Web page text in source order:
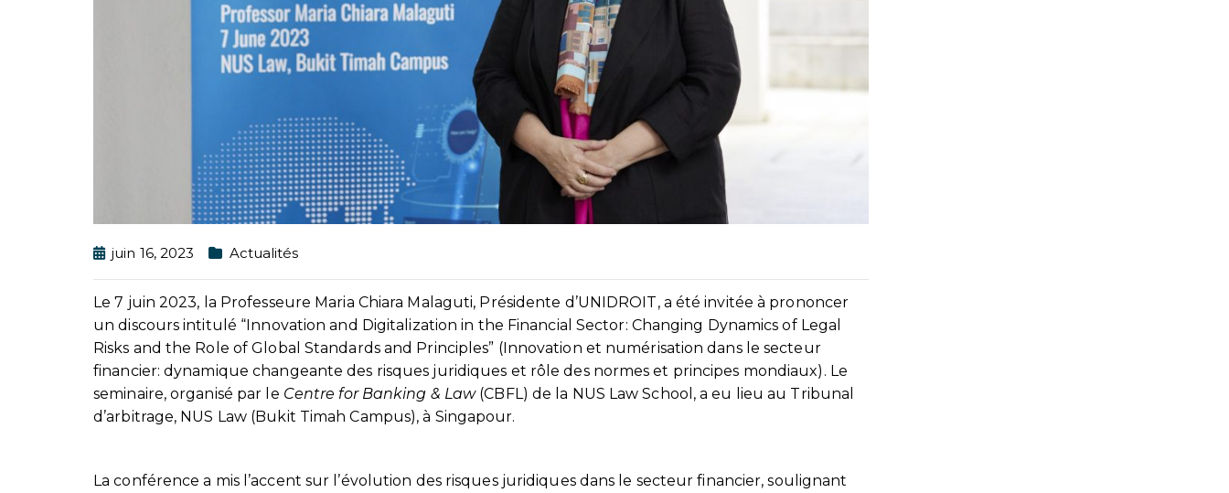
juin 16, 2023 Actualités
Le 7 juin 2023, la Professeure Maria Chiara Malaguti, Présidente d’UNIDROIT, a été invitée à prononcer
un discours intitulé “Innovation and Digitalization in the Financial Sector: Changing Dynamics of Legal
Risks and the Role of Global Standards and Principles” (Innovation et numérisation dans le secteur
financier: dynamique changeante des risques juridiques et rôle des normes et principes mondiaux). Le
seminaire, organisé par le Centre for Banking & Law(CBFL) de la NUS Law School, a eu lieu au Tribunal
d’arbitrage, NUS Law (Bukit Timah Campus), à Singapour.
La conférence a mis l’accent sur l’évolution des risques juridiques dans le secteur financier, soulignant